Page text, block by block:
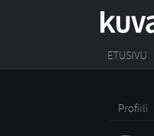
ETUSIVU
Profiili